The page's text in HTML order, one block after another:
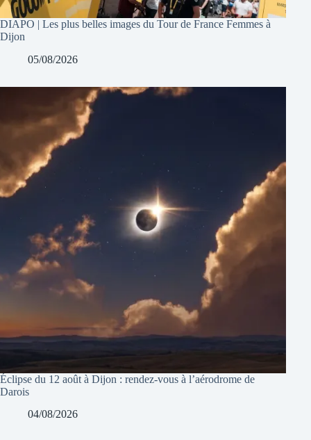
DIAPO | Les plus belles images du Tour de France Femmes à
Dijon
05/08/2026
Éclipse du 12 août à Dijon : rendez-vous à l’aérodrome de
Darois
04/08/2026